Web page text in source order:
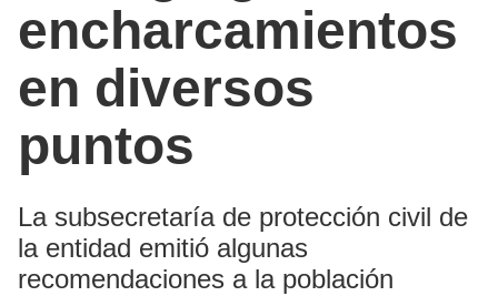
encharcamientos
en diversos
puntos
La subsecretaría de protección civil de
la entidad emitió algunas
recomendaciones a la población